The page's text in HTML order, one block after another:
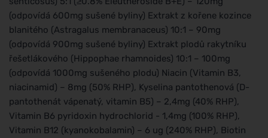
(odpovídá 600mg sušené byliny) Extrakt z kořene kozince
blanitého (Astragalus membranaceus) 10:1 – 90mg
(odpovídá 900mg sušené byliny) Extrakt plodů rakytníku
řešetlákového (Hippophae rhamnoides) 10:1 – 100mg
(odpovídá 1000mg sušeného plodu) Niacin (Vitamin B3,
niacinamid) – 8mg (50% RHP), Kyselina pantothenová (D-
pantothenát vápenatý, vitamin B5) – 2,4mg (40% RHP),
Vitamin B6 pyridoxin hydrochlorid - 1,4mg (100% RHP),
Vitamin B12 (kyanokobalamin) – 6 ug (240% RHP), Biotin